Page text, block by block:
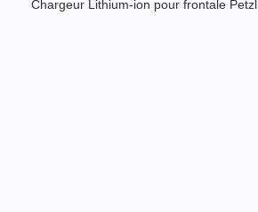
Chargeur Lithium-ion pour frontale Petzl.